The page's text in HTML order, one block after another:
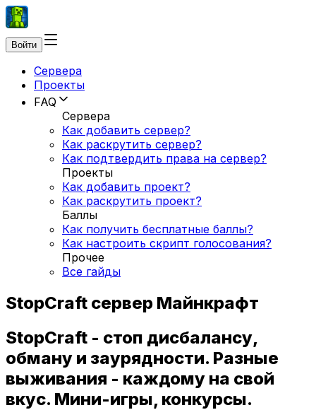
Войти
Сервера
Проекты
FAQ
Сервера
Как добавить сервер?
Как раскрутить сервер?
Как подтвердить права на сервер?
Проекты
Как добавить проект?
Как раскрутить проект?
Баллы
Как получить бесплатные баллы?
Как настроить скрипт голосования?
Прочее
Все гайды
StopCraft сервер Майнкрафт
StopCraft - стоп дисбалансу,
обману и заурядности. Разные
выживания - каждому на свой
вкус. Мини-игры, конкурсы.